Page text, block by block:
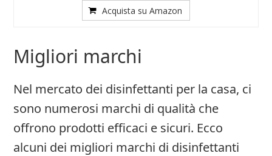
Acquista su Amazon
Migliori marchi
Nel mercato dei disinfettanti per la casa, ci
sono numerosi marchi di qualità che
offrono prodotti efficaci e sicuri. Ecco
alcuni dei migliori marchi di disinfettanti